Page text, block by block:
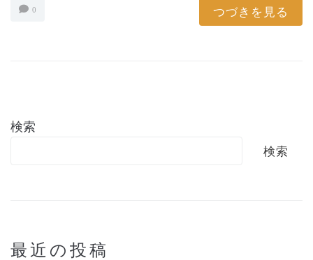
0 つづきを見る
検索
検索
最近の投稿